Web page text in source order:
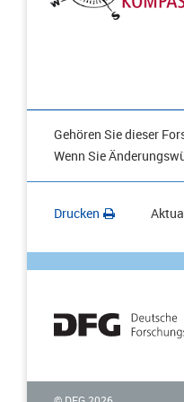
Gehören Sie dieser
Wenn Sie
Drucken